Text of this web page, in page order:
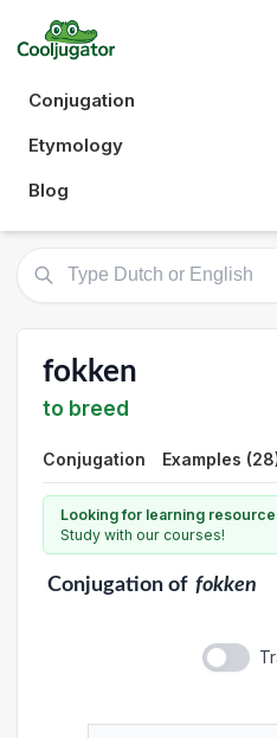
Conjugation
Etymology
Blog
fokken
to breed
Conjugation Examples
Looking for learning
Study with our courses!
Conjugationof fokken